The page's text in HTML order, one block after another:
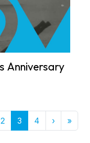
Anniversary
2 3 4 › Next
»Last